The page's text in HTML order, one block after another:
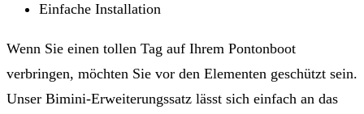
Einfache Installation
Wenn Sie einen tollen Tag auf Ihrem Pontonboot
verbringen, möchten Sie vor den Elementen geschützt sein.
Unser Bimini-Erweiterungssatz lässt sich einfach an das